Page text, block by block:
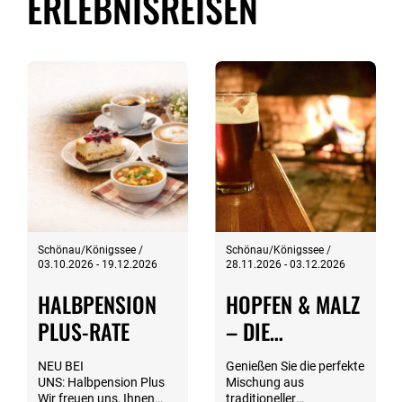
Schönau/Königssee /
03.10.2026 - 19.12.2026
HALBPENSION
PLUS-RATE
NEU BEI
UNS: Halbpension Plus
Wir freuen uns, Ihnen
Schönau/Königssee /
28.11.2026 - 03.12.2026
HOPFEN & MALZ
– DIE
BESONDERE
VARIANTE
Genießen Sie die perfekte
Mischung aus
traditioneller